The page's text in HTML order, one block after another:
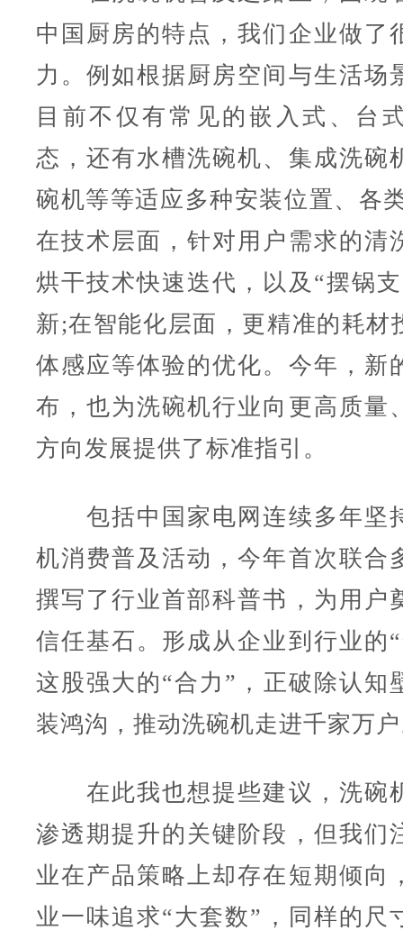
中国厨房的特点，我们企业做了
力。例如根据厨房空间与生活场
目前不仅有常见的嵌入式、台
态，还有水槽洗碗机、集成洗碗
碗机等等适应多种安装位置、各
在技术层面，针对用户需求的清
烘干技术快速迭代，以及“摆锅
新;在智能化层面，更精准的耗材
体感应等体验的优化。今年，新
布，也为洗碗机行业向更高质量
方向发展提供了标准指引。
包括中国家电网连续多年坚
机消费普及活动，今年首次联合
撰写了行业首部科普书，为用户
信任基石。形成从企业到行业的
这股强大的“合力”，正破除认知
装鸿沟，推动洗碗机走进千家万
在此我也想提些建议，洗碗
渗透期提升的关键阶段，但我们
业在产品策略上却存在短期倾向
业一味追求“大套数”，同样的尺